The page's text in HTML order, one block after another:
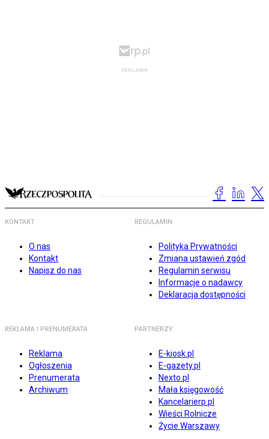
KONTAKT
O nas
Kontakt
Napisz do nas
REGULAMIN
Polityka Prywatności
Zmiana ustawień zgód
Regulamin serwisu
Informacje o nadawcy
Deklaracja dostępności
REKLAMA I PRENUMERATA
Reklama
Ogłoszenia
Prenumerata
Archiwum
PARTNERZY
E-kiosk.pl
E-gazety.pl
Nexto.pl
Mała księgowość
Kancelarierp.pl
Wieści Rolnicze
Życie Warszawy